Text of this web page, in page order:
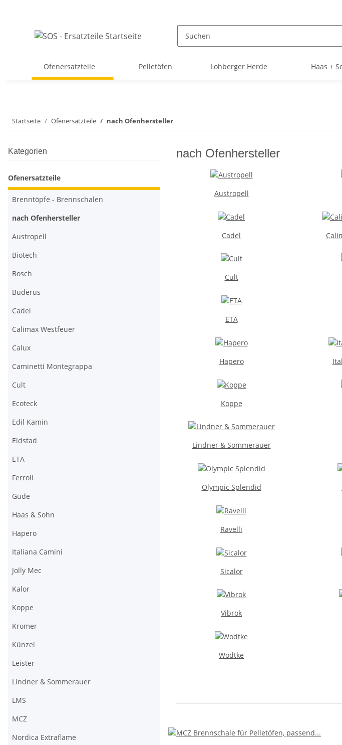
Ofenersatzteile Pelletöfen Lohberger Herde Haas +
Startseite Ofenersatzteile nach Ofenhersteller
nach Ofenhersteller
Austropell
Cadel
Cult
ETA
Hapero
Koppe
Lindner & Sommerauer
Olympic Splendid
Ravelli
Sicalor
Vibrok
Wodtke
Kategorien
Ofenersatzteile
Brenntöpfe - Brennschalen
nach Ofenhersteller
Austropell
Biotech
Bosch
Buderus
Cadel
Calimax Westfeuer
Calux
Caminetti Montegrappa
Cult
Ecoteck
Edil Kamin
Eldstad
ETA
Ferroli
Güde
Haas & Sohn
Hapero
Italiana Camini
Jolly Mec
Kalor
Koppe
Krömer
Künzel
Leister
Lindner & Sommerauer
LMS
MCZ
Nordica Extraflame